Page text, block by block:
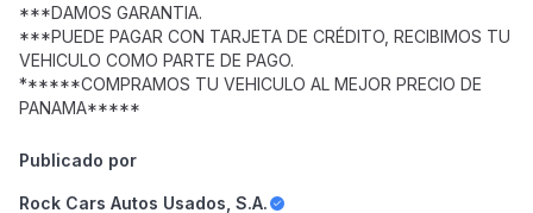
***DAMOS GARANTIA.
***PUEDE PAGAR CON TARJETA DE CRÉDITO, RECIBIMOS TU
VEHICULO COMO PARTE DE PAGO.
******COMPRAMOS TU VEHICULO AL MEJOR PRECIO DE
PANAMA*****
Publicado por
Rock Cars Autos Usados, S.A.